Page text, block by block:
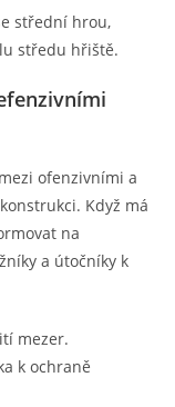
střední hrou,
středu hřiště.
ofenzivními a
Když má
na
a útočníky k
mezer.
k ochraně